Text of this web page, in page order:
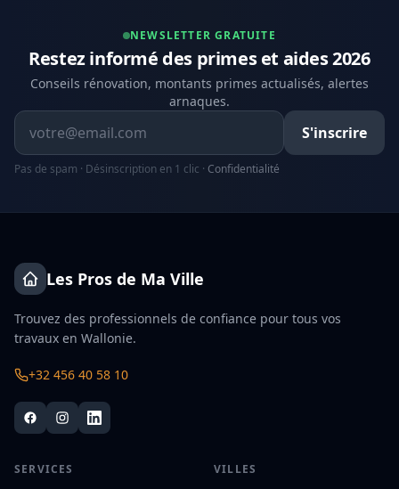
NEWSLETTER GRATUITE
Restez informé des primes et aides 2026
Conseils rénovation, montants primes actualisés, alertes
arnaques.
Adresse email
S'inscrire
Pas de spam · Désinscription en 1 clic · Confidentialité
Les Pros de Ma Ville
Trouvez des professionnels de confiance pour tous vos
travaux en Wallonie.
+32 456 40 58 10
SERVICES VILLES